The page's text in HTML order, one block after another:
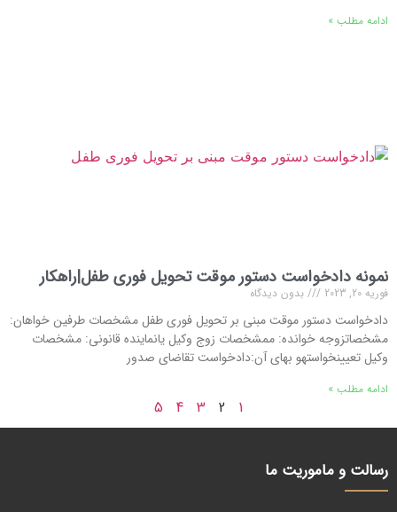
ادامه مطلب »
نمونه دادخواست دستور موقت تحویل فوری طفل|راهکار
فوریه 20, 2023 بدون دیدگاه
دادخواست دستور موقت مبنی بر تحویل فوری طفل مشخصات طرفین خواهان:
مشخصاتزوجه خوانده: ممشخصات زوج وکیل یانماینده قانونی: مشخصات
وکیل تعیینخواستهو بهای آن:دادخواست تقاضای صدور
ادامه مطلب »
1
2
3
4
5
رسالت و ماموریت ما